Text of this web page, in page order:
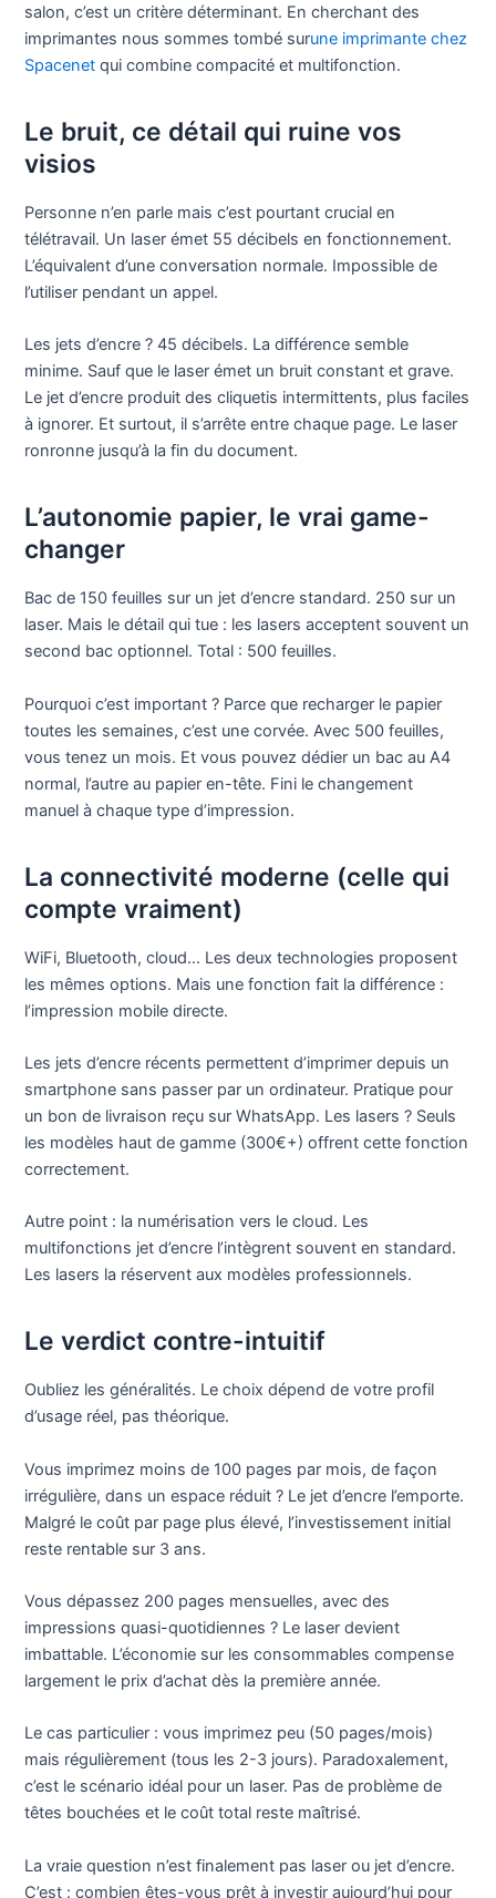
salon, c’est un critère déterminant. En cherchant des
imprimantes nous sommes tombé surune imprimante chez
Spacenet qui combine compacité et multifonction.
Le bruit, ce détail qui ruine vos
visios
Personne n’en parle mais c’est pourtant crucial en
télétravail. Un laser émet 55 décibels en fonctionnement.
L’équivalent d’une conversation normale. Impossible de
l’utiliser pendant un appel.
Les jets d’encre ? 45 décibels. La différence semble
minime. Sauf que le laser émet un bruit constant et grave.
Le jet d’encre produit des cliquetis intermittents, plus faciles
à ignorer. Et surtout, il s’arrête entre chaque page. Le laser
ronronne jusqu’à la fin du document.
L’autonomie papier, le vrai game-
changer
Bac de 150 feuilles sur un jet d’encre standard. 250 sur un
laser. Mais le détail qui tue : les lasers acceptent souvent un
second bac optionnel. Total : 500 feuilles.
Pourquoi c’est important ? Parce que recharger le papier
toutes les semaines, c’est une corvée. Avec 500 feuilles,
vous tenez un mois. Et vous pouvez dédier un bac au A4
normal, l’autre au papier en-tête. Fini le changement
manuel à chaque type d’impression.
La connectivité moderne (celle qui
compte vraiment)
WiFi, Bluetooth, cloud… Les deux technologies proposent
les mêmes options. Mais une fonction fait la différence :
l’impression mobile directe.
Les jets d’encre récents permettent d’imprimer depuis un
smartphone sans passer par un ordinateur. Pratique pour
un bon de livraison reçu sur WhatsApp. Les lasers ? Seuls
les modèles haut de gamme (300€+) offrent cette fonction
correctement.
Autre point : la numérisation vers le cloud. Les
multifonctions jet d’encre l’intègrent souvent en standard.
Les lasers la réservent aux modèles professionnels.
Le verdict contre-intuitif
Oubliez les généralités. Le choix dépend de votre profil
d’usage réel, pas théorique.
Vous imprimez moins de 100 pages par mois, de façon
irrégulière, dans un espace réduit ? Le jet d’encre l’emporte.
Malgré le coût par page plus élevé, l’investissement initial
reste rentable sur 3 ans.
Vous dépassez 200 pages mensuelles, avec des
impressions quasi-quotidiennes ? Le laser devient
imbattable. L’économie sur les consommables compense
largement le prix d’achat dès la première année.
Le cas particulier : vous imprimez peu (50 pages/mois)
mais régulièrement (tous les 2-3 jours). Paradoxalement,
c’est le scénario idéal pour un laser. Pas de problème de
têtes bouchées et le coût total reste maîtrisé.
La vraie question n’est finalement pas laser ou jet d’encre.
C’est : combien êtes-vous prêt à investir aujourd’hui pour